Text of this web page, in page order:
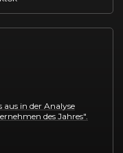
aus in der Analyse
des Jahres".